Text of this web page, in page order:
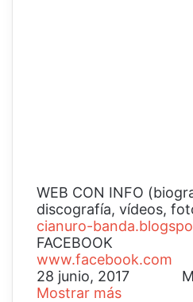
WEB CON INFO
discografía, vídeos,
cianuro-
FACEBOOK
www.facebook.com
28 junio, 2017
Mostrar más